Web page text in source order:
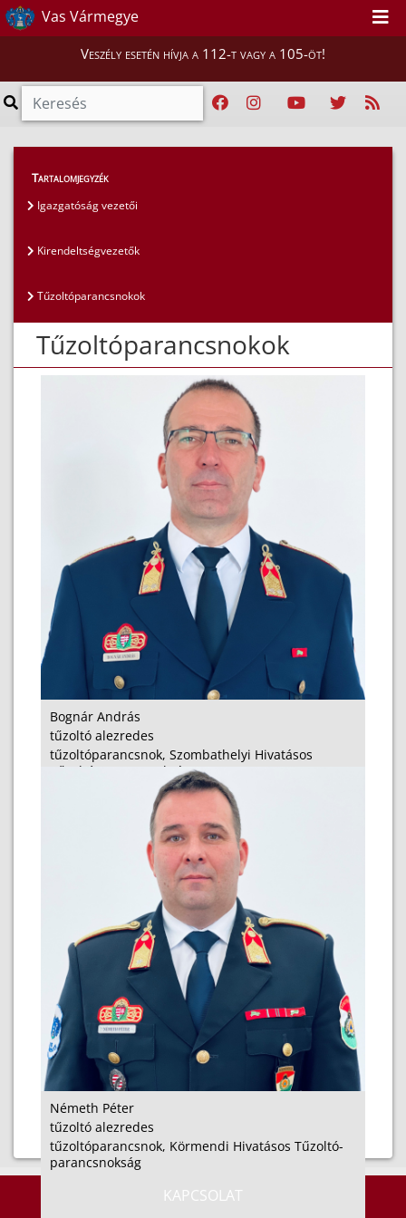
Vas Vármegye
Veszély esetén hívja a 112-t vagy a 105-öt!
Magunkról
Tűzoltóparancsnokok
Tartalomjegyzék
Igazgatóság vezetői
Kirendeltségvezetők
Tűzoltóparancsnokok
Tűzoltóparancsnokok
Bognár András
tűzoltó alezredes
tűzoltóparancsnok, Szombathelyi Hivatásos
Tűzoltó-parancsnokság
Németh Péter
tűzoltó alezredes
tűzoltóparancsnok, Körmendi Hivatásos Tűzoltó-
parancsnokság
KAPCSOLAT